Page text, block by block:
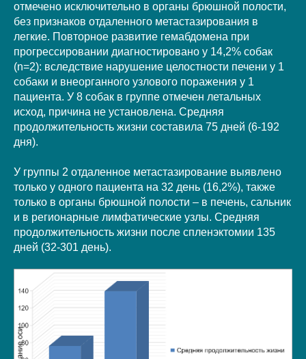
отмечено исключительно в органы брюшной полости,
без признаков отдаленного метастазирования в
легкие. Повторное развитие гемабдомена при
прогрессировании диагностировано у 14,2% собак
(n=2): вследствие нарушение целостности печени у 1
собаки и внеорганного узлового поражения у 1
пациента. У 8 собак в группе отмечен летальных
исход, причина не установлена. Средняя
продолжительность жизни составила 75 дней (6-192
дня).
У группы 2 отдаленное метастазирование выявлено
только у одного пациента на 32 день (16,2%), также
только в органы брюшной полости – в печень, сальник
и в регионарные лимфатические узлы. Средняя
продолжительность жизни после спленэктомии 135
дней (32-301 день).